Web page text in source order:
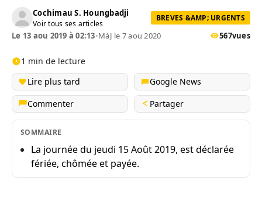
Cochimau S. Houngbadji
Voir tous ses articles
BREVES &AMP; URGENTS
Le 13 aou 2019 à 02:13•MàJ le 7 aou 2020 567vues
1 min de lecture
Lire plus tard
Google News
Commenter
Partager
SOMMAIRE
La journée du jeudi 15 Août 2019, est déclarée
fériée, chômée et payée.